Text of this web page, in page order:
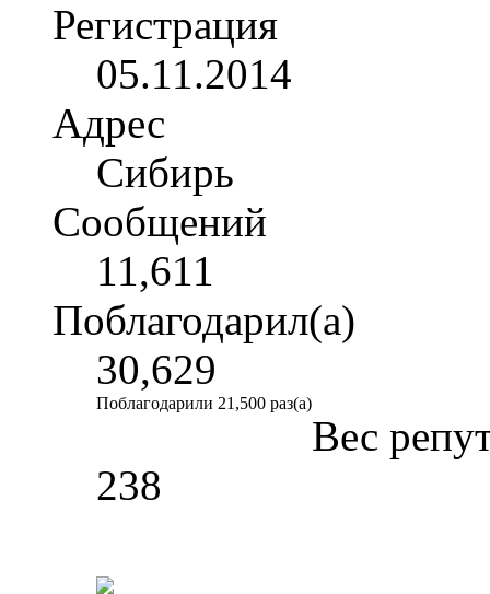
Регистрация
05.11.2014
Адрес
Сибирь
Сообщений
11,611
Поблагодарил(а)
30,629
Поблагодарили 21,500 раз(а)
Вес
238